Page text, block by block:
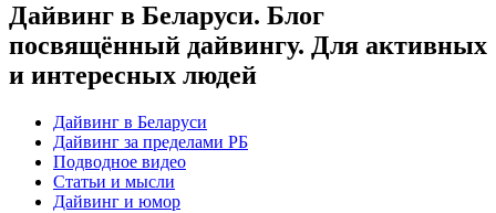
Дайвинг в Беларуси. Блог
посвящённый дайвингу. Для активных
и интересных людей
Дайвинг в Беларуси
Дайвинг за пределами РБ
Подводное видео
Статьи и мысли
Дайвинг и юмор